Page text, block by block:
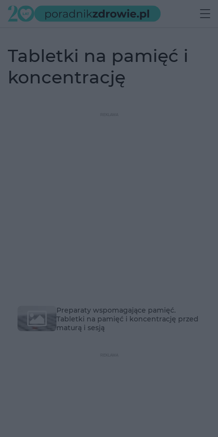
tabletki na pamięć i
koncentrację
Preparaty wspomagające pamięć.
Tabletki na pamięć i koncentrację przed
maturą i sesją